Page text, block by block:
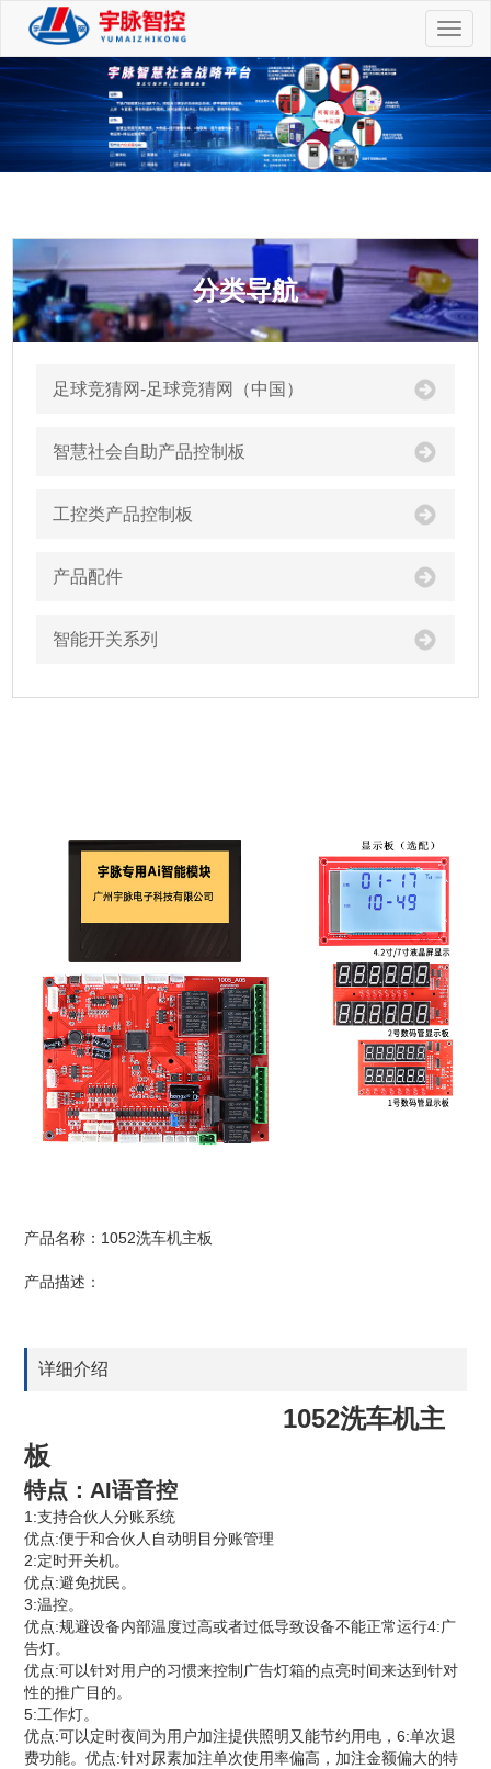
切
换
航
分类导航
足球竞猜网-足球竞猜网（中国）
智慧社会自助产品控制板
工控类产品控制板
产品配件
智能开关系列
产品名称：1052洗车机主板
产品描述：
详细介绍
1052洗车机主
板
特点：AI语音控
1:支持合伙人分账系统
优点:便于和合伙人自动明目分账管理
2:定时开关机。
优点:避免扰民。
3:温控。
优点:规避设备内部温度过高或者过低导致设备不能正常运行4:广
告灯。
优点:可以针对用户的习惯来控制广告灯箱的点亮时间来达到针对
性的推广目的。
5:工作灯。
优点:可以定时夜间为用户加注提供照明又能节约用电，6:单次退
费功能。优点:针对尿素加注单次使用率偏高，加注金额偏大的特